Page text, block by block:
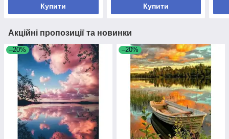
Купити Купити
Акційні пропозиції та новинки
–20% –20%